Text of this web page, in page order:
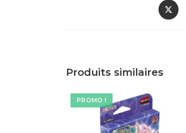
Produits similaires
PROMO !